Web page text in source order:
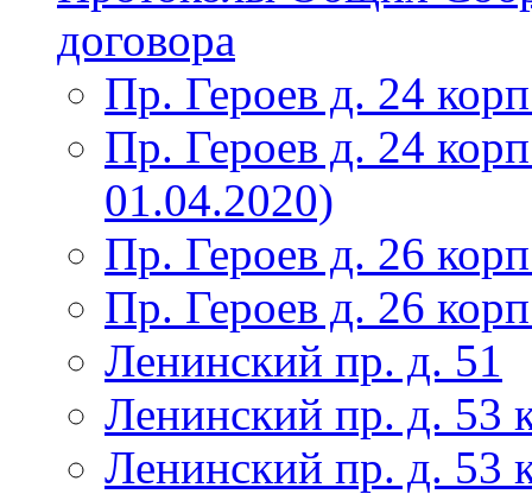
договора
Пр. Героев д. 24
Пр. Героев д. 24
01.04.2020)
Пр. Героев д. 26
Пр. Героев д. 26
Ленинский пр. д. 51
Ленинский пр. д. 53
Ленинский пр. д. 53